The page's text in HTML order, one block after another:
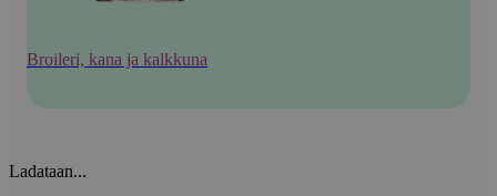
Broileri, kana ja kalkkuna
Ladataan...